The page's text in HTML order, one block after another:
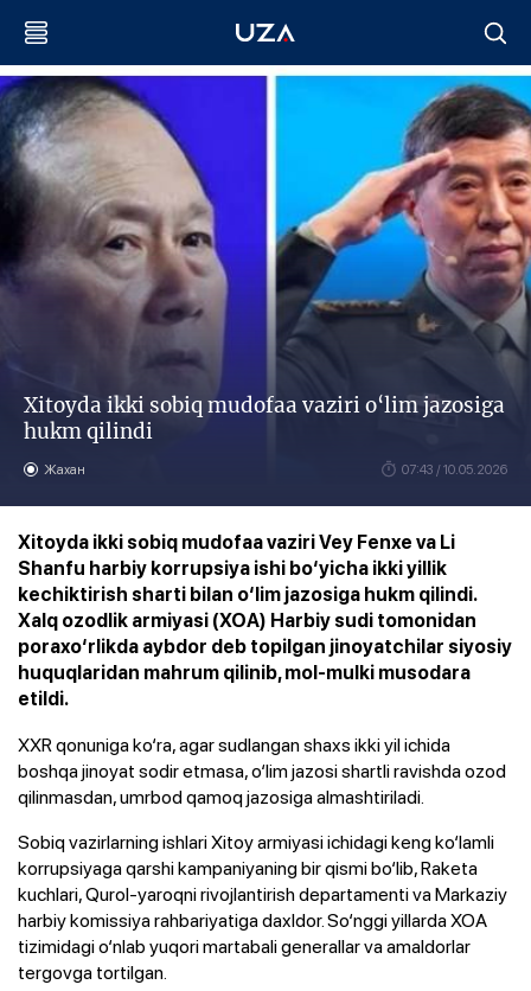
Xitoyda ikki sobiq mudofaa vaziri o‘lim jazosiga
hukm qilindi
Жахан 07:43 / 10.05.2026
Xitoyda ikki sobiq mudofaa vaziri Vey Fenxe va Li
Shanfu harbiy korrupsiya ishi bo‘yicha ikki yillik
kechiktirish sharti bilan o‘lim jazosiga hukm qilindi.
Xalq ozodlik armiyasi (XOA) Harbiy sudi tomonidan
poraxo‘rlikda aybdor deb topilgan jinoyatchilar siyosiy
huquqlaridan mahrum qilinib, mol-mulki musodara
etildi.
XXR qonuniga ko‘ra, agar sudlangan shaxs ikki yil ichida
boshqa jinoyat sodir etmasa, o‘lim jazosi shartli ravishda ozod
qilinmasdan, umrbod qamoq jazosiga almashtiriladi.
Sobiq vazirlarning ishlari Xitoy armiyasi ichidagi keng ko‘lamli
korrupsiyaga qarshi kampaniyaning bir qismi bo‘lib, Raketa
kuchlari, Qurol-yaroqni rivojlantirish departamenti va Markaziy
harbiy komissiya rahbariyatiga daxldor. So‘nggi yillarda XOA
tizimidagi o‘nlab yuqori martabali generallar va amaldorlar
tergovga tortilgan.